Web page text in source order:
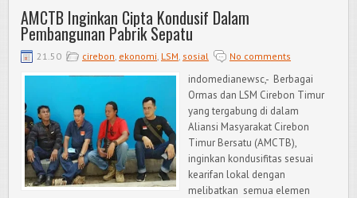
AMCTB Inginkan Cipta Kondusif Dalam
Pembangunan Pabrik Sepatu
21.50 cirebon ekonomi LSM sosial No comments
indomedianewsc,- Berbagai
Ormas dan LSM Cirebon Timur
yang tergabung di dalam
Aliansi Masyarakat Cirebon
Timur Bersatu (AMCTB),
inginkan kondusifitas sesuai
kearifan lokal dengan
melibatkan semua elemen